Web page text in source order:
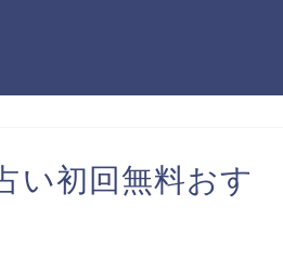
い初回無料おす